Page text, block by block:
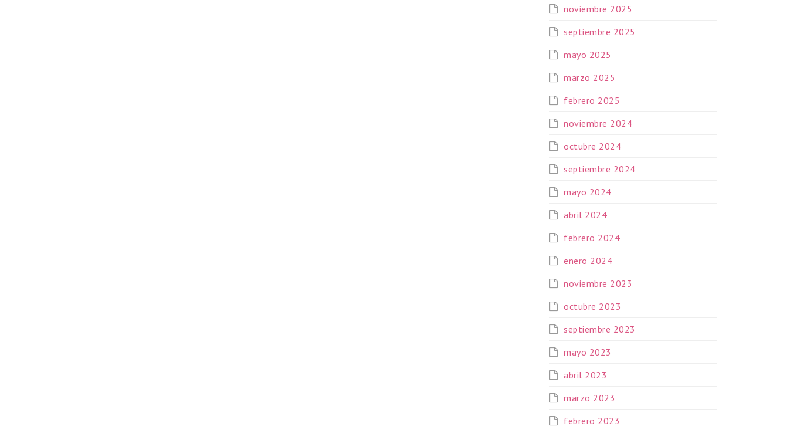
noviembre 2025
septiembre 2025
mayo 2025
marzo 2025
febrero 2025
noviembre 2024
octubre 2024
septiembre 2024
mayo 2024
abril 2024
febrero 2024
enero 2024
noviembre 2023
octubre 2023
septiembre 2023
mayo 2023
abril 2023
marzo 2023
febrero 2023